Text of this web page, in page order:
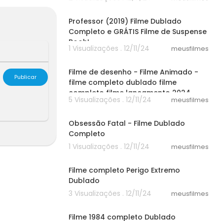
Professor (2019) Filme Dublado
Completo e GRÁTIS Filme de Suspense
Booh!
1 Visualizações . 12/11/24 meusfilmes
Filme de desenho - Filme Animado -
filme completo dublado filme
completo filme lançamento 2024
5 Visualizações . 12/11/24 meusfilmes
Obsessão Fatal - Filme Dublado
Completo
1 Visualizações . 12/11/24
meusfilmes
Filme completo Perigo Extremo
Dublado
3 Visualizações . 12/11/24
meusfilmes
Filme 1984 completo Dublado
<br />Pe
Publicar